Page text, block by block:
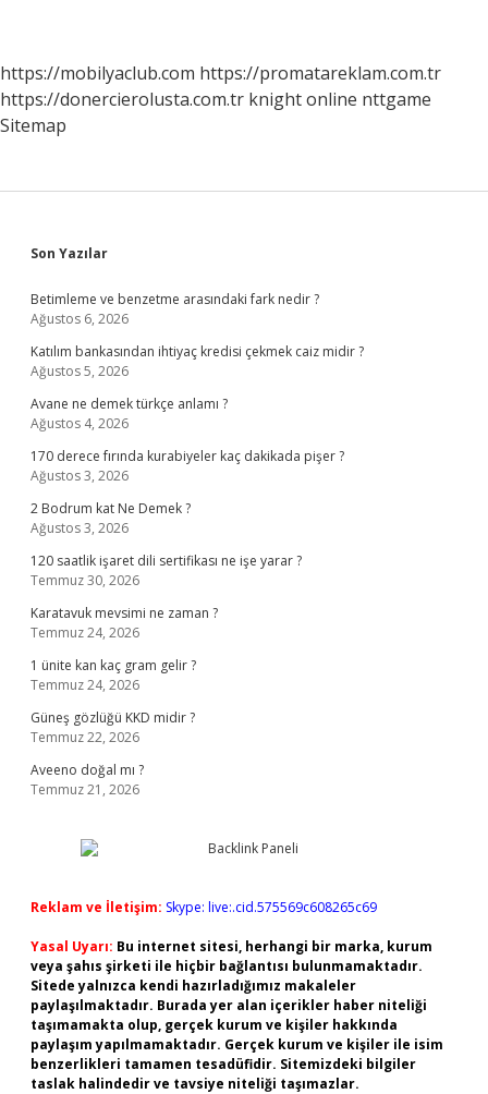
https://mobilyaclub.com https://promatareklam.com.tr
https://donercierolusta.com.tr knight online nttgame
Sitemap
Sidebar
Son Yazılar
Betimleme ve benzetme arasındaki fark nedir ?
Ağustos 6, 2026
Katılım bankasından ihtiyaç kredisi çekmek caiz midir ?
Ağustos 5, 2026
Avane ne demek türkçe anlamı ?
Ağustos 4, 2026
170 derece fırında kurabiyeler kaç dakikada pişer ?
Ağustos 3, 2026
2 Bodrum kat Ne Demek ?
Ağustos 3, 2026
120 saatlik işaret dili sertifikası ne işe yarar ?
Temmuz 30, 2026
Karatavuk mevsimi ne zaman ?
Temmuz 24, 2026
1 ünite kan kaç gram gelir ?
Temmuz 24, 2026
Güneş gözlüğü KKD midir ?
Temmuz 22, 2026
Aveeno doğal mı ?
Temmuz 21, 2026
Reklam ve İletişim: Skype: live:.cid.575569c608265c69
Yasal Uyarı: Bu internet sitesi, herhangi bir marka, kurum
veya şahıs şirketi ile hiçbir bağlantısı bulunmamaktadır.
Sitede yalnızca kendi hazırladığımız makaleler
paylaşılmaktadır. Burada yer alan içerikler haber niteliği
taşımamakta olup, gerçek kurum ve kişiler hakkında
paylaşım yapılmamaktadır. Gerçek kurum ve kişiler ile isim
benzerlikleri tamamen tesadüfidir. Sitemizdeki bilgiler
taslak halindedir ve tavsiye niteliği taşımazlar.